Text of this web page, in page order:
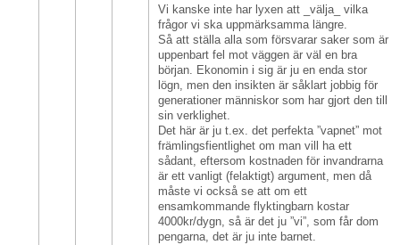
Vi kanske inte har lyxen att _välja_ vilka
frågor vi ska uppmärksamma längre.
Så att ställa alla som försvarar saker som är
uppenbart fel mot väggen är väl en bra
början. Ekonomin i sig är ju en enda stor
lögn, men den insikten är såklart jobbig för
generationer människor som har gjort den till
sin verklighet.
Det här är ju t.ex. det perfekta ”vapnet” mot
främlingsfientlighet om man vill ha ett
sådant, eftersom kostnaden för invandrarna
är ett vanligt (felaktigt) argument, men då
måste vi också se att om ett
ensamkommande flyktingbarn kostar
4000kr/dygn, så är det ju ”vi”, som får dom
pengarna, det är ju inte barnet.